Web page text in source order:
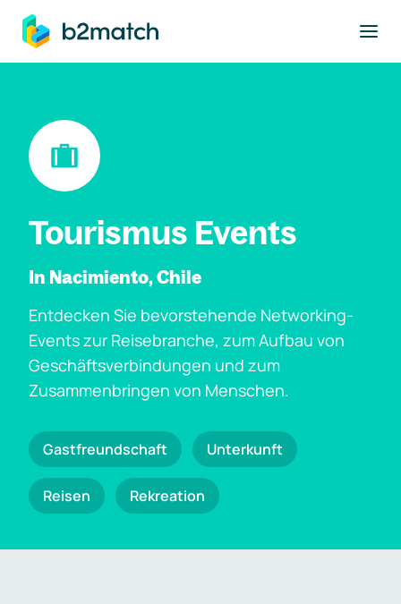
springen
Tourismus Events
In Nacimiento, Chile
Entdecken Sie bevorstehende Networking-
Events zur Reisebranche, zum Aufbau von
Geschäftsverbindungen und zum
Zusammenbringen von Menschen.
Gastfreundschaft Unterkunft
Reisen Rekreation